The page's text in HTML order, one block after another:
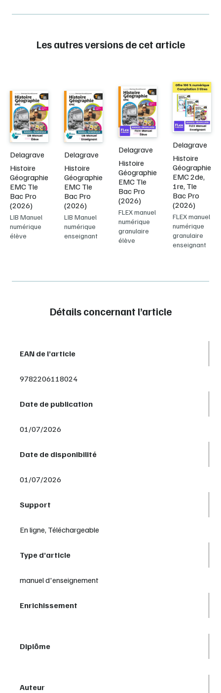
Les autres versions de cet article
Delagrave
Histoire
Géographie
EMC Tle
Bac Pro
(2026)
LIB Manuel
numérique
élève
Delagrave
Histoire
Géographie
EMC Tle
Bac Pro
(2026)
LIB Manuel
numérique
enseignant
Delagrave
Histoire
Géographie
EMC Tle
Bac Pro
(2026)
FLEX manuel
numérique
granulaire
élève
Delagrave
Histoire
Géographie
EMC 2de,
1re, Tle
Bac Pro
(2026)
FLEX manuel
numérique
granulaire
enseignant
Détails concernant l’article
EAN de l’article
9782206118024
Date de publication
01/07/2026
Date de disponibilité
01/07/2026
Support
En ligne, Téléchargeable
Type d’article
manuel d'enseignement
Enrichissement
Diplôme
Auteur